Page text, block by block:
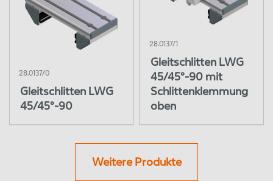
28.0137/0
Gleitschlitten LWG
45/45°-90
28.0137/1
Gleitschlitten LWG
45/45°-90 mit
Schlittenklemmung
oben
Weitere Produkte